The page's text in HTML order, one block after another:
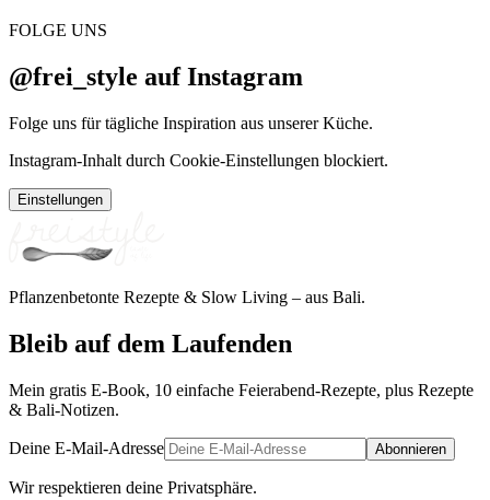
FOLGE UNS
@frei_style auf Instagram
Folge uns für tägliche Inspiration aus unserer Küche.
Instagram-Inhalt durch Cookie-Einstellungen blockiert.
Einstellungen
Pflanzenbetonte Rezepte & Slow Living – aus Bali.
Bleib auf dem Laufenden
Mein gratis E-Book, 10 einfache Feierabend-Rezepte, plus Rezepte
& Bali-Notizen.
Deine E-Mail-Adresse Abonnieren
Wir respektieren deine Privatsphäre.